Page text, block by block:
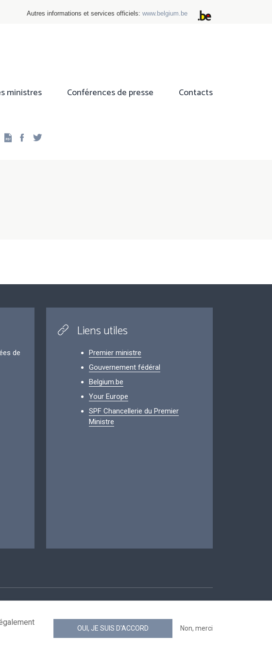
Autres informations et services officiels: www.belgium.be
ministres Conférences de presse Contacts
Facebook
de
Liens utiles
Premier ministre
Gouvernement fédéral
Belgium.be
Your Europe
SPF Chancellerie du Premier
Ministre
OUI, JE SUIS D'ACCORD Non, merci